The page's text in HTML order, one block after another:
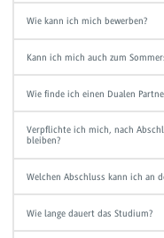
Wie kann ich mich bewerben?
Kann ich mich auch zum
Wie finde ich einen Dualen
Verpflichte ich mich, nach
bleiben?
Welchen Abschluss kann ich an
Wie lange dauert das Studium?